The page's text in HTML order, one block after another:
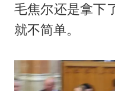
毛焦尔还是拿下
就不简单。